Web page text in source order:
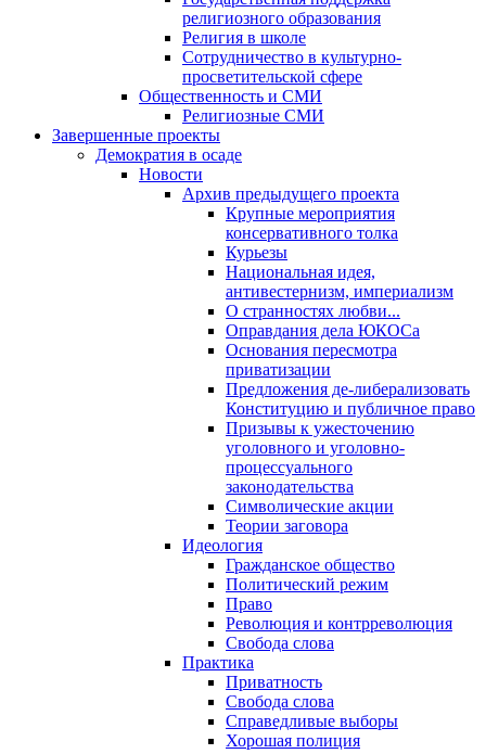
религиозного образования
Религия в школе
Сотрудничество в культурно-
просветительской сфере
Общественность и СМИ
Религиозные СМИ
Завершенные проекты
Демократия в осаде
Новости
Архив предыдущего проекта
Крупные мероприятия
консервативного толка
Курьезы
Национальная идея,
антивестернизм, империализм
О странностях любви...
Оправдания дела ЮКОСа
Основания пересмотра
приватизации
Предложения де-либерализовать
Конституцию и публичное право
Призывы к ужесточению
уголовного и уголовно-
процессуального
законодательства
Символические акции
Теории заговора
Идеология
Гражданское общество
Политический режим
Право
Революция и контрреволюция
Свобода слова
Практика
Приватность
Свобода слова
Справедливые выборы
Хорошая полиция